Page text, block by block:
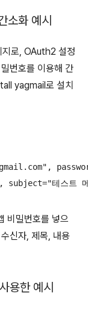
화 예시
로, OAuth2 설정
번호를 이용해 간
yagmail로 설치
비밀번호를 넣으
신자, 제목, 내용
한 예시